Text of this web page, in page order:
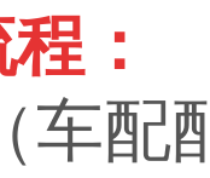
：
车配